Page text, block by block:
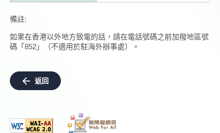
備註:
如果在香港以外地方致電的話，請在電話號碼之前加撥地區號
碼「852」（不適用於駐海外辦事處）。
返回